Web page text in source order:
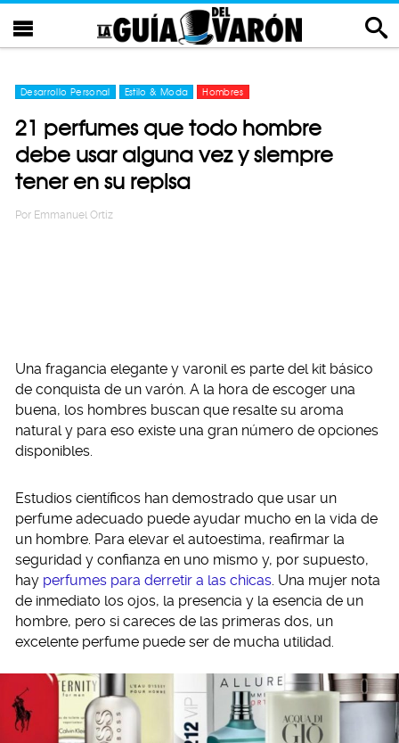
Desarrollo Personal Estilo & Moda Hombres
21 perfumes que todo hombre
debe usar alguna vez y siempre
tener en su repisa
Por Emmanuel Ortiz
Una fragancia elegante y varonil es parte del kit básico
de conquista de un varón. A la hora de escoger una
buena, los hombres buscan que resalte su aroma
natural y para eso existe una gran número de opciones
disponibles.
Estudios científicos han demostrado que usar un
perfume adecuado puede ayudar mucho en la vida de
un hombre. Para elevar el autoestima, reafirmar la
seguridad y confianza en uno mismo y, por supuesto,
hay perfumes para derretir a las chicas. Una mujer nota
de inmediato los ojos, la presencia y la esencia de un
hombre, pero si careces de las primeras dos, un
excelente perfume puede ser de mucha utilidad.